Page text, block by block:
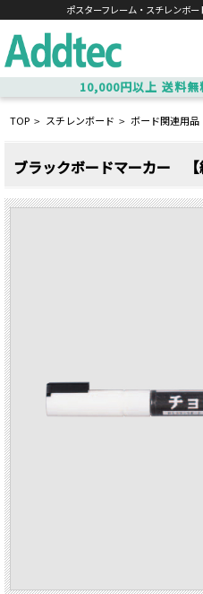
ポスターフレーム・スチレンボー
10,000円以上 送料無
TOP > スチレンボード > ボード関連用品
ブラックボードマーカー 【